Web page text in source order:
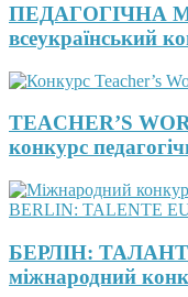
ПЕДАГОГІЧНА
всеукраїнський
TEACHER’S
конкурс
БЕРЛІН:
міжнародний